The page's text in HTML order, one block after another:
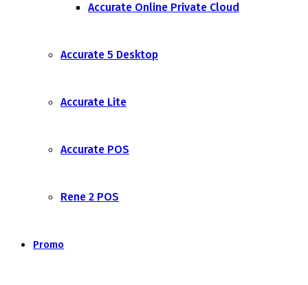
Accurate Online Private Cloud
Accurate 5 Desktop
Accurate Lite
Accurate POS
Rene 2 POS
Promo